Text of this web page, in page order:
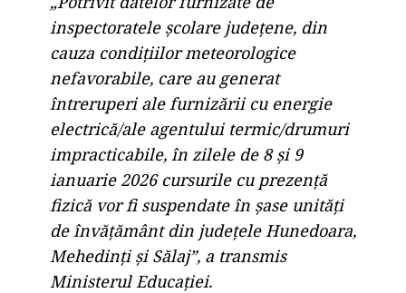
inspectoratele școlare județene, din
cauza condițiilor meteorologice
nefavorabile, care au generat
întreruperi ale furnizării cu energie
electrică/ale agentului termic/drumuri
impracticabile, în zilele de 8 și 9
ianuarie 2026 cursurile cu prezență
fizică vor fi suspendate în șase unități
de învățământ din județele Hunedoara,
Mehedinți și Sălaj”, a transmis
Ministerul Educației.